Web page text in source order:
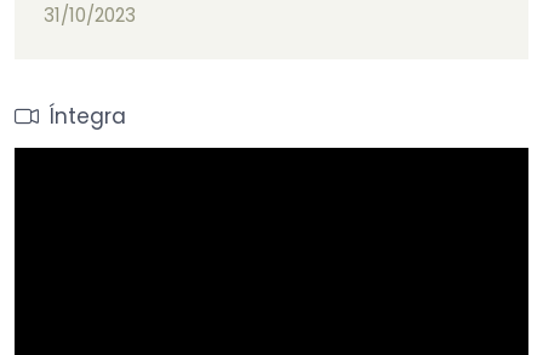
31/10/2023
Íntegra